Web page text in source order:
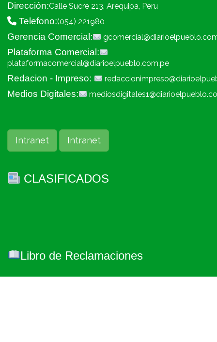
Dirección:Calle Sucre 213, Arequipa, Peru
Telefono:(054) 221980
Gerencia Comercial:
Plataforma Comercial:
plataformacomercial@diarioelpueblo.com.pe
Redacion - Impreso:
Medios Digitales:
Intranet Intranet
CLASIFICADOS
Libro de Reclamaciones